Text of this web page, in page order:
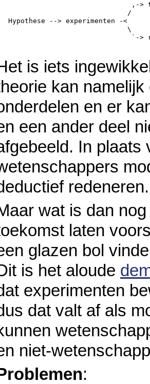
,->
/
Hypothese --> experimenten -<
\
`->
is iets
kan
en er
een ander deel
In plaats
redeneren.
wat is dan
laten
glazen bol
is het aloude
experimenten
dat valt af als
niet-
: